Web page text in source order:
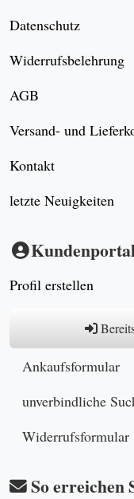
Datenschutz
Widerrufsbelehrung
AGB
Versand- und
Kontakt
letzte Neuigkeiten
Profil erstellen
Ankaufsformular
unverbindliche
Widerrufsformular
So erreichen